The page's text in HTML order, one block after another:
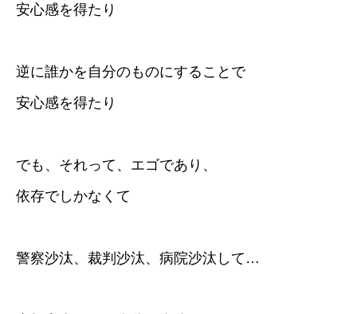
安心感を得たり
逆に誰かを自分のものにすることで
安心感を得たり
でも、それって、エゴであり、
依存でしかなくて
警察沙汰、裁判沙汰、病院沙汰して…